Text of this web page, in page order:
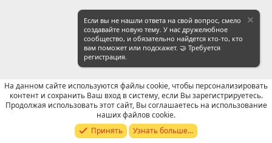
Отзывы о работе посредников
Если вы не нашли ответа на свой вопрос, смело
создавайте новую тему. У нас дружелюбное
сообщество, и обязательно найдется кто-то, кто
вам поможет или подскажет. 🤝 Требуется
регистрация.
На данном сайте используются файлы cookie, чтобы персонализировать
контент и сохранить Ваш вход в систему, если Вы зарегистрируетесь.
Продолжая использовать этот сайт, Вы соглашаетесь на использование
наших файлов cookie.
Принять
Узнать больше...